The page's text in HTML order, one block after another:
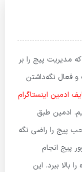
مدیریت پیج را بر
فعال نگه‌داشتن
ادمین اینستاگرام
ادمین طبق
پیج را راضی نگه
پیج انجام
ببرد. این